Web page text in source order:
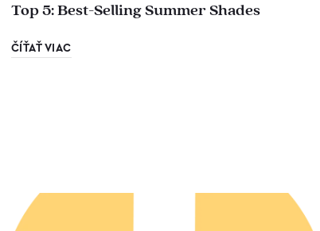
Top 5: Best-Selling Summer Shades
ČÍŤAŤ VIAC